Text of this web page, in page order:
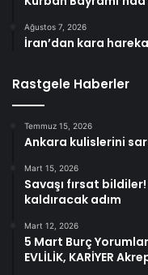
Ağustos 7, 2026
İran’dan kara
Rastgele Haberler
Temmuz 15, 2026
Ankara kulislerini
Mart 15, 2026
Savaşı fırsat
kaldıracak adım
Mart 12, 2026
5 Mart Burç
EVLİLİK, KARİYER